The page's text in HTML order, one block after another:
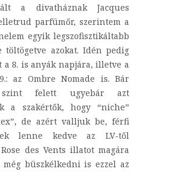
a divatháznak Jacques
parfümőr, szerintem a
egyik legszofisztikáltabb
töltögetve azokat. Idén pedig
a 8. is anyák napjára, illetve a
az Ombre Nomade is. Bár
szint felett ugyebár azt
a szakértők, hogy “niche”
de azért valljuk be, férfi
lenne kedve az LV-től
des Vents illatot magára
büszkélkedni is ezzel az